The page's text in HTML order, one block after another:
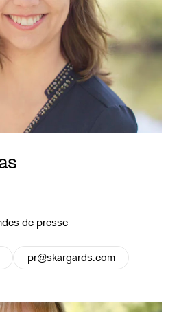
de presse
pr@skargards.com